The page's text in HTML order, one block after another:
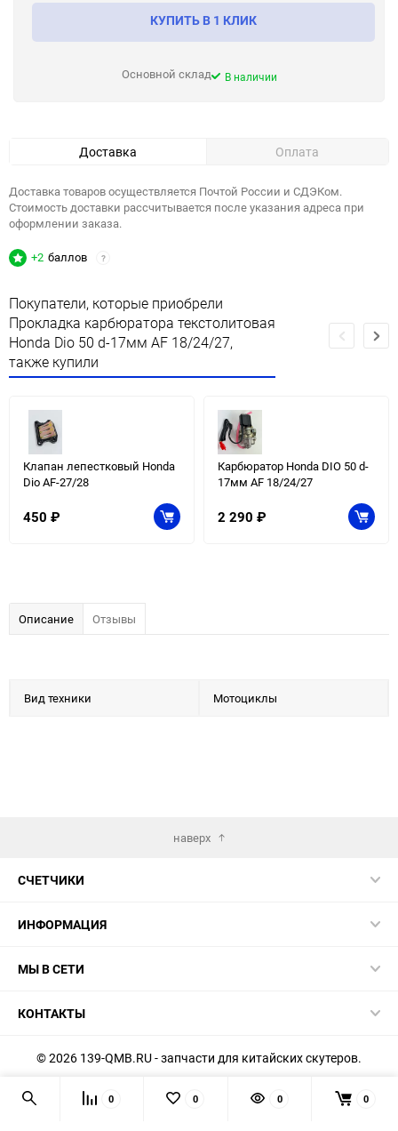
КУПИТЬ В 1 КЛИК
Основной склад В наличии
Доставка Оплата
Доставка товаров осуществляется Почтой России и СДЭКом.
Стоимость доставки рассчитывается после указания адреса при
оформлении заказа.
+2 баллов ?
Покупатели, которые приобрели
Прокладка карбюратора текстолитовая
Honda Dio 50 d-17мм AF 18/24/27,
также купили
Клапан лепестковый Honda
Dio AF-27/28
450 ₽
Карбюратор Honda DIO 50 d-
17мм AF 18/24/27
2 290 ₽
Описание Отзывы
Вид техники Мотоциклы
наверх
СЧЕТЧИКИ
ИНФОРМАЦИЯ
МЫ В СЕТИ
КОНТАКТЫ
© 2026 139-QMB.RU - запчасти для китайских скутеров.
Мы получаем и обрабатываем персональные данные
посетителей нашего сайта в соответствии с
официальной
0 0 0 0